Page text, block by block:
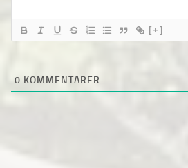
[+]
0 KOMMENTARER